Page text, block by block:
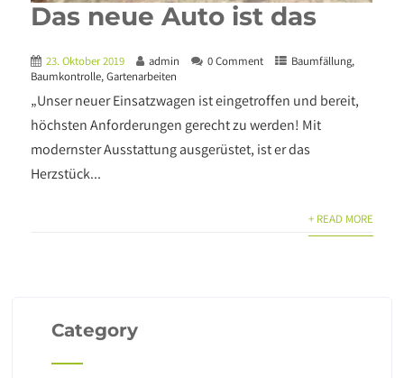
Das neue Auto ist das
23. Oktober 2019 admin 0 Comment Baumfällung,
Baumkontrolle,Gartenarbeiten
„Unser neuer Einsatzwagen ist eingetroffen und bereit,
höchsten Anforderungen gerecht zu werden! Mit
modernster Ausstattung ausgerüstet, ist er das
Herzstück...
+ READ MORE
Category